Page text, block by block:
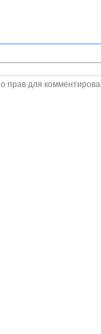
прав для